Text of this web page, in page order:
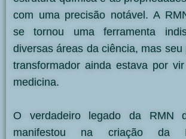
com uma precisão notável. A
se tornou uma ferramenta
diversas áreas da ciência, mas seu
transformador ainda estava por
medicina.
O verdadeiro legado da RMN
manifestou na criação da